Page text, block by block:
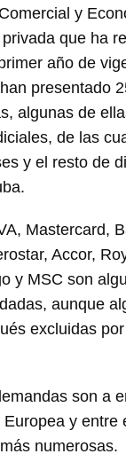
y
que ha
año de
presentado
algunas de
de las
y el resto de
Mastercard,
Accor,
y MSC son
aunque
excluidas
son a
y entre
numerosas.